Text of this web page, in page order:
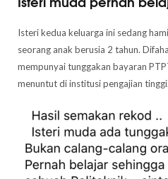
Isteri kedua keluarga ini sedang
seorang anak berusia 2 tahun.
mempunyai tunggakan bayaran
menuntut di institusi pengajian tinggi.